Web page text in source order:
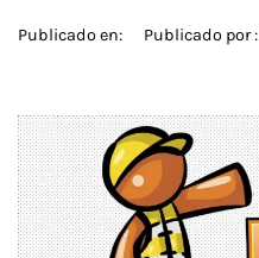
Publicado en: Publicado por :